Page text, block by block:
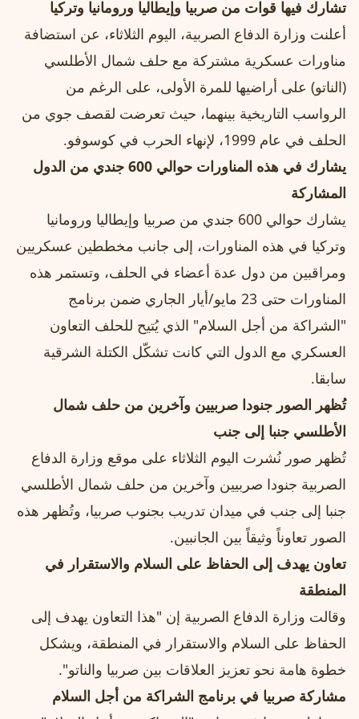
تشارك فيها قوات من صربيا وإيطاليا ورومانيا وتركيا
أعلنت وزارة الدفاع الصربية، اليوم الثلاثاء، عن استضافة
مناورات عسكرية مشتركة مع حلف شمال الأطلسي
(الناتو) على أراضيها للمرة الأولى، على الرغم من
الرواسب التاريخية بينهما، حيث تعرضت لقصف جوي من
الحلف في عام 1999، لإنهاء الحرب في كوسوفو.
يشارك في هذه المناورات حوالي 600 جندي من الدول
المشاركة
يشارك حوالي 600 جندي من صربيا وإيطاليا ورومانيا
وتركيا في هذه المناورات، إلى جانب مخططين عسكريين
ومراقبين من دول عدة أعضاء في الحلف، وتستمر هذه
المناورات حتى 23 مايو/أيار الجاري ضمن برنامج
"الشراكة من أجل السلام" الذي يُتيح للحلف التعاون
العسكري مع الدول التي كانت تشكّل الكتلة الشرقية
سابقا.
تُظهر الصور جنودا صربيين وآخرين من حلف شمال
الأطلسي جنبا إلى جنب
تُظهر صور نُشرت اليوم الثلاثاء على موقع وزارة الدفاع
الصربية جنودا صربيين وآخرين من حلف شمال الأطلسي
جنبا إلى جنب في ميدان تدريب بجنوب صربيا، وتُظهر هذه
الصور تعاوناً وثيقاً بين الجانبين.
تعاون يهدف إلى الحفاظ على السلام والاستقرار في
المنطقة
وقالت وزارة الدفاع الصربية إن "هذا التعاون يهدف إلى
الحفاظ على السلام والاستقرار في المنطقة، ويشكل
خطوة هامة نحو تعزيز العلاقات بين صربيا والناتو".
مشاركة صربيا في برنامج الشراكة من أجل السلام